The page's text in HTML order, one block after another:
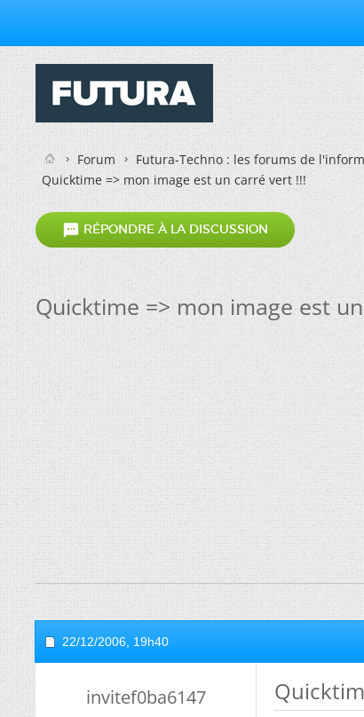
Forum Futura-Techno : les forums de
Quicktime => mon image est un carré vert !!!
 RÉPONDRE À LA DISCUSSION
Quicktime => mon image est
22/12/2006, 19h40
invitef0ba6147